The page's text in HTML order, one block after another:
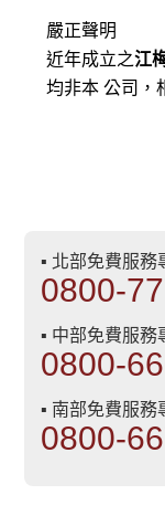
嚴正聲明
近年成立之江
均非本 公司，
▪ 北部免費服務
0800-
▪ 中部免費服務
0800-
▪ 南部免費服務
0800-